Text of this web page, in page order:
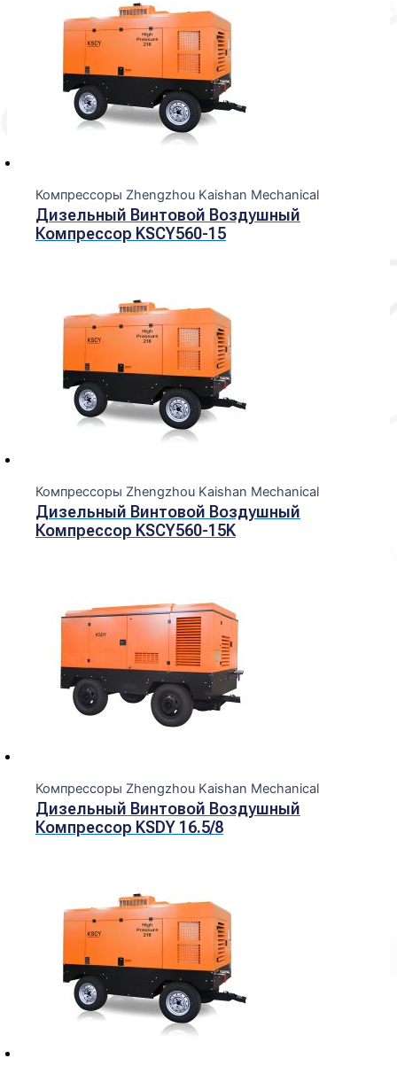
Компрессоры Zhengzhou Kaishan Mechanical
Дизельный Винтовой Воздушный
Компрессор KSCY560-15
Компрессоры Zhengzhou Kaishan Mechanical
Дизельный Винтовой Воздушный
Компрессор KSCY560-15K
Компрессоры Zhengzhou Kaishan Mechanical
Дизельный Винтовой Воздушный
Компрессор KSDY 16.5/8